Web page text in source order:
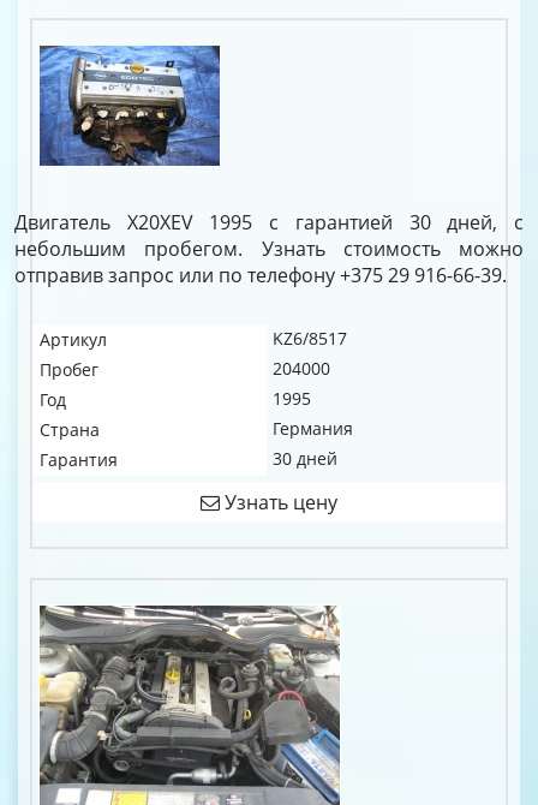
Двигатель X20XEV 1995 с гарантией 30 дней, с
небольшим пробегом. Узнать стоимость можно
отправив запрос или по телефону +375 29 916-66-39.
Артикул
KZ6/8517
Пробег
204000
Год
1995
Страна
Германия
Гарантия
30 дней
Узнать цену